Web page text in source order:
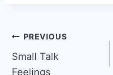
PREVIOUS
Small Talk
Feelings